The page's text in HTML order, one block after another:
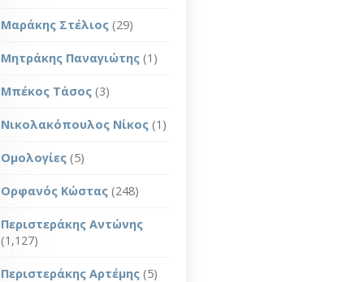
Μαράκης Στέλιος (29)
Μητράκης Παναγιώτης (1)
Μπέκος Τάσος (3)
Νικολακόπουλος Νίκος (1)
Ομολογίες (5)
Ορφανός Κώστας (248)
Περιστεράκης Αντώνης
(1,127)
Περιστεράκης Αρτέμης (5)